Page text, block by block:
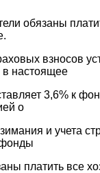
обязаны
взносов
в настоящее
3,6% к
о
и учета
платить все